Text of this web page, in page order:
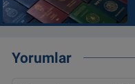
Yorumlar